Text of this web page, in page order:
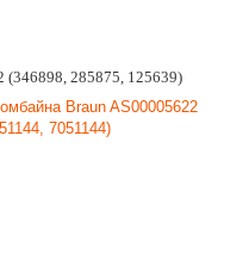
(346898, 285875, 125639)